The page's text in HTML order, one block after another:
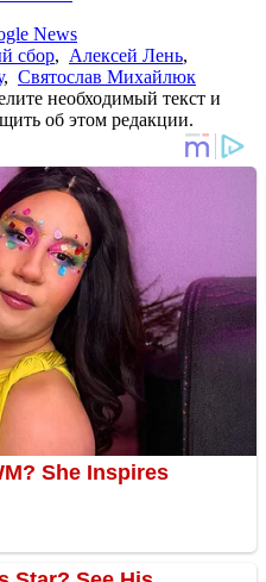
News
сбор, Алексей Лень,
, Святослав Михайлюк
необходимый текст и
об этом редакции.